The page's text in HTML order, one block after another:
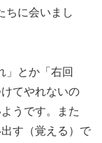
に会いまし
とか「右回
てやれないの
ようです。また
す（覚える）で